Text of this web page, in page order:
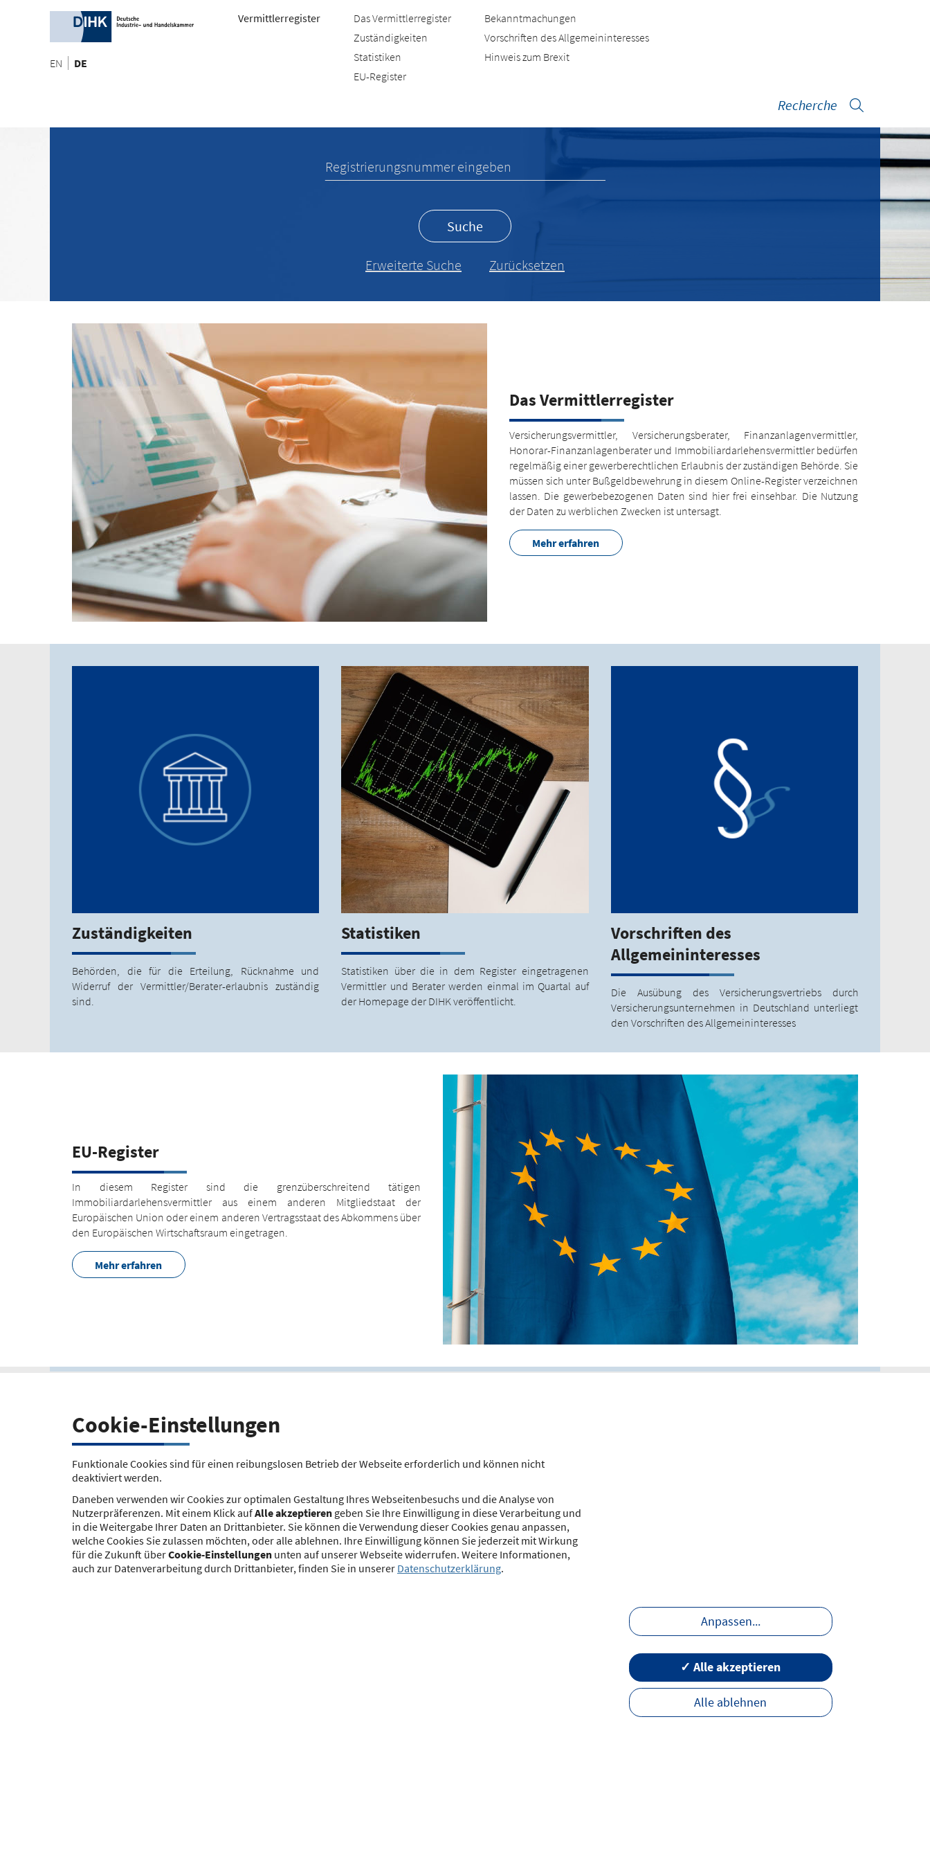
EN DE
Vermittlerregister
Das Vermittlerregister
Zuständigkeiten
Statistiken
EU-Register
Bekanntmachungen
Vorschriften des Allgemeininteresses
Hinweis zum Brexit
Recherche
Registrierungsnummer eingeben
Suche
Erweiterte Suche
Das Vermittlerregister
Versicherungsvermittler, Versicherungsberater, Finanzanlagenvermittler,
Honorar-Finanzanlagenberater und Immobiliardarlehensvermittler bedürfen
regelmäßig einer gewerberechtlichen Erlaubnis der zuständigen Behörde. Sie
müssen sich unter Bußgeldbewehrung in diesem Online-Register verzeichnen
lassen. Die gewerbebezogenen Daten sind hier frei einsehbar. Die Nutzung
der Daten zu werblichen Zwecken ist untersagt.
Mehr erfahren
Zuständigkeiten
Behörden, die für die Erteilung, Rücknahme und
Widerruf der Vermittler/Berater-erlaubnis zuständig
sind.
Statistiken
Statistiken über die in dem Register eingetragenen
Vermittler und Berater werden einmal im Quartal auf
der Homepage der DIHK veröffentlicht.
Vorschriften des
Allgemeininteresses
Die Ausübung des Versicherungsvertriebs durch
Versicherungsunternehmen in Deutschland unterliegt
den Vorschriften des Allgemeininteresses
EU-Register
In diesem Register sind die grenzüberschreitend tätigen
Immobiliardarlehensvermittler aus einem anderen Mitgliedstaat der
Europäischen Union oder einem anderen Vertragsstaat des Abkommens über
den Europäischen Wirtschaftsraum eingetragen.
Mehr erfahren
Hinweis zum Brexit
nach § 8 Satz 1 Nr. 5 VersVermV, soweit ein Versicherungsvermittler eine
Tätigkeit in UK beabsichtigt. Denn mit dem endgültigen Austritt von UK
besteht keine Grundlage mehr für das bisherige Passporting-System in
diesem Bereich. Dies gilt im Übrigen auch für die Eintragungen nach § 6 Abs. 1
Nr. 6 und Absatz 2 ImmVermV in Bezug auf Immobiliardarlehensvermittler.
Cookie-Einstellungen
Funktionale Cookies sind für einen reibungslosen Betrieb der Webseite erforderlich und können nicht
deaktiviert werden.
Daneben verwenden wir Cookies zur optimalen Gestaltung Ihres Webseitenbesuchs und die Analyse von
Nutzerpräferenzen. Mit einem Klick aufAlle akzeptieren geben Sie Ihre Einwilligung in diese Verarbeitung und
in die Weitergabe Ihrer Daten an Drittanbieter. Sie können die Verwendung dieser Cookies genau anpassen,
welche Cookies Sie zulassen möchten, oder alle ablehnen. Ihre Einwilligung können Sie jederzeit mit Wirkung
für die Zukunft überCookie-Einstellungen unten auf unserer Webseite widerrufen. Weitere Informationen,
auch zur Datenverarbeitung durch Drittanbieter, finden Sie in unserer Datenschutzerklärung.
Anpassen...
Alle ablehnen
✓ Alle akzeptieren